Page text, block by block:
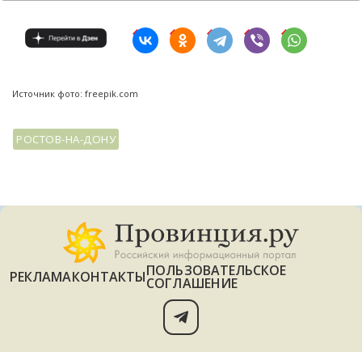
Источник фото: freepik.com
РОСТОВ-НА-ДОНУ
РЕКЛАМАКОНТАКТЫПОЛЬЗОВАТЕЛЬСКОЕ
СОГЛАШЕНИЕ